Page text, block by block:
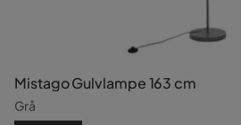
Mistago Gulvlampe 163 cm
Grå